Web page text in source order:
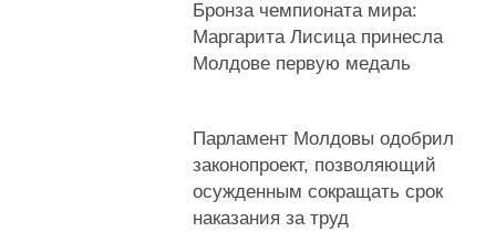
Бронза чемпионата мира:
Маргарита Лисица принесла
Молдове первую медаль
Парламент Молдовы одобрил
законопроект, позволяющий
осужденным сокращать срок
наказания за труд